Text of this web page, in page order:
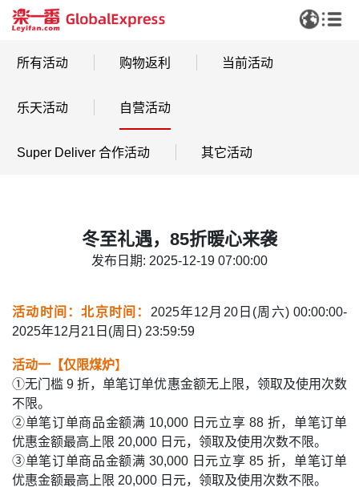
所有活动 购物返利 当前活动
乐天活动 自营活动
Super Deliver 合作活动 其它活动
冬至礼遇，85折暖心来袭
发布日期: 2025-12-19 07:00:00
活动时间：北京时间： 2025年12月20日(周六) 00:00:00-
2025年12月21日(周日) 23:59:59
活动一【仅限煤炉】
①无门槛 9 折，单笔订单优惠金额无上限，领取及使用次数
不限。
②单笔订单商品金额满 10,000 日元立享 88 折，单笔订单
优惠金额最高上限 20,000 日元，领取及使用次数不限。
③单笔订单商品金额满 30,000 日元立享 85 折，单笔订单
优惠金额最高上限 20,000 日元，领取及使用次数不限。